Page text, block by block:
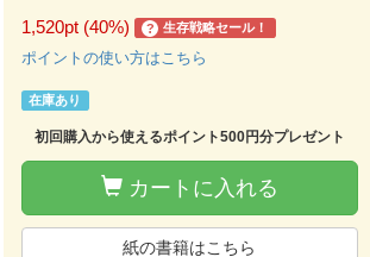
1,520pt (40%) ? 生存戦略セール！
ポイントの使い方はこちら
在庫あり
初回購入から使えるポイント500円分プレゼント
カートに入れる
紙の書籍はこちら